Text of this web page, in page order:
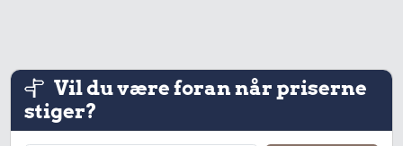
Vil du være foran når priserne
stiger?